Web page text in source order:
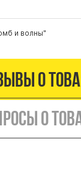
Памятники сыну
и волны"
о
о